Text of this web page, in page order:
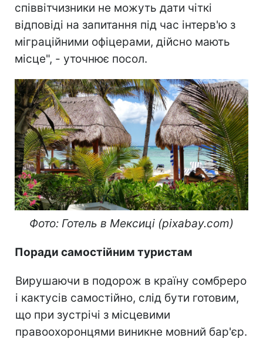
співвітчизники не можуть дати чіткі
відповіді на запитання під час інтерв'ю з
міграційними офіцерами, дійсно мають
місце", - уточнює посол.
Фото: Готель в Мексиці (pixabay.com)
Поради самостійним туристам
Вирушаючи в подорож в країну сомбреро
і кактусів самостійно, слід бути готовим,
що при зустрічі з місцевими
правоохоронцями виникне мовний бар'єр.